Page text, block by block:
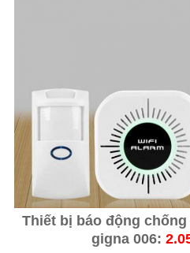
Thiết bị báo động
gigna 006: